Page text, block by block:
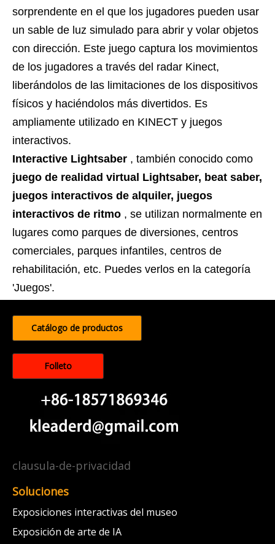
sorprendente en el que los jugadores pueden usar
un sable de luz simulado para abrir y volar objetos
con dirección. Este juego captura los movimientos
de los jugadores a través del radar Kinect,
liberándolos de las limitaciones de los dispositivos
físicos y haciéndolos más divertidos. Es
ampliamente utilizado en KINECT y juegos
interactivos.
Interactive Lightsaber , también conocido como
juego de realidad virtual Lightsaber, beat saber,
juegos interactivos de alquiler, juegos
interactivos de ritmo , se utilizan normalmente en
lugares como parques de diversiones, centros
comerciales, parques infantiles, centros de
rehabilitación, etc. Puedes verlos en la categoría
'Juegos'.
Catálogo de productos
Folleto
clausula-de-privacidad
Soluciones
Exposiciones interactivas del museo
Exposición de arte de IA